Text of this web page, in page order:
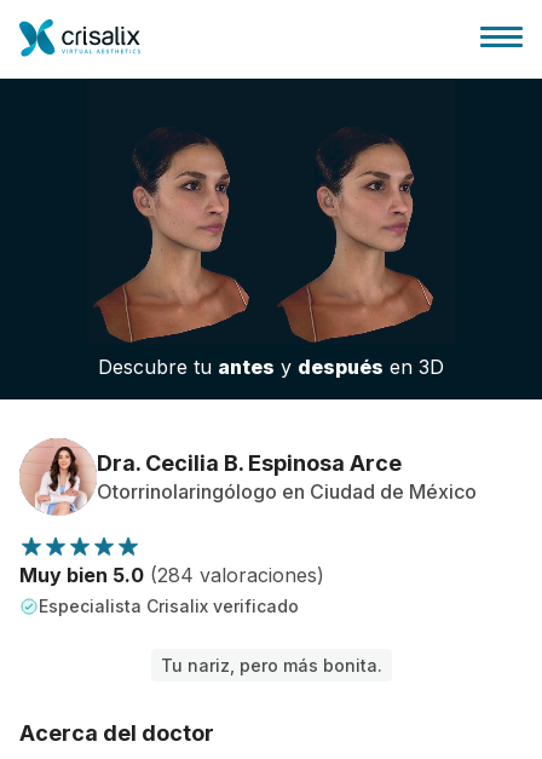
Página de inicio
Plataforma 3D de negocio
Planes y Precios
Reseñas de pacientes
Descubre tu antes y después en 3D
Dra. Cecilia B. Espinosa Arce
Otorrinolaringólogo en Ciudad de México
Muy bien 5.0 (284 valoraciones)
Especialista Crisalix verificado
Tu nariz, pero más bonita.
Acerca del doctor